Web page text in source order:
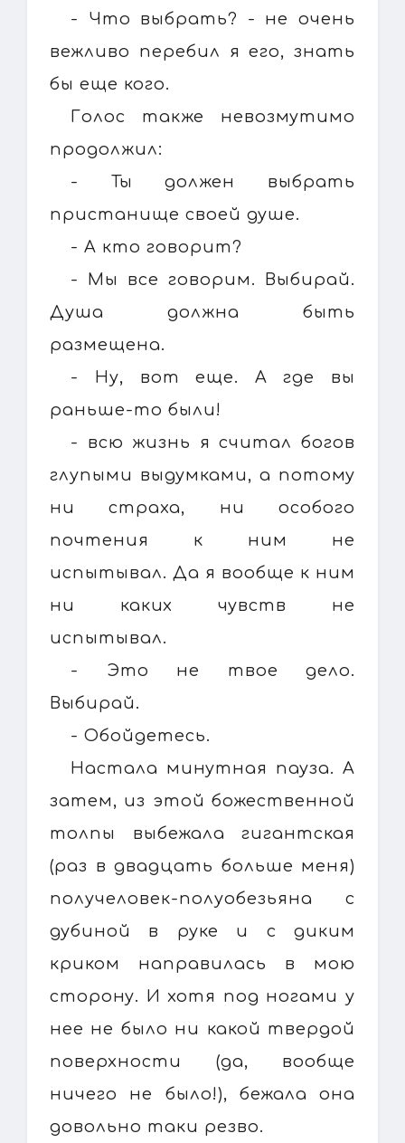
- Что выбрать? - не очень
вежливо перебил я его, знать
бы еще кого.
Голос также невозмутимо
продолжил:
- Ты должен выбрать
пристанище своей душе.
- А кто говорит?
- Мы все говорим. Выбирай.
Душа должна быть
размещена.
- Ну, вот еще. А где вы
раньше-то были!
- всю жизнь я считал богов
глупыми выдумками, а потому
ни страха, ни особого
почтения к ним не
испытывал. Да я вообще к ним
ни каких чувств не
испытывал.
- Это не твое дело.
Выбирай.
- Обойдетесь.
Настала минутная пауза. А
затем, из этой божественной
толпы выбежала гигантская
(раз в двадцать больше меня)
получеловек-полуобезьяна с
дубиной в руке и с диким
криком направилась в мою
сторону. И хотя под ногами у
нее не было ни какой твердой
поверхности (да, вообще
ничего не было!), бежала она
довольно таки резво.